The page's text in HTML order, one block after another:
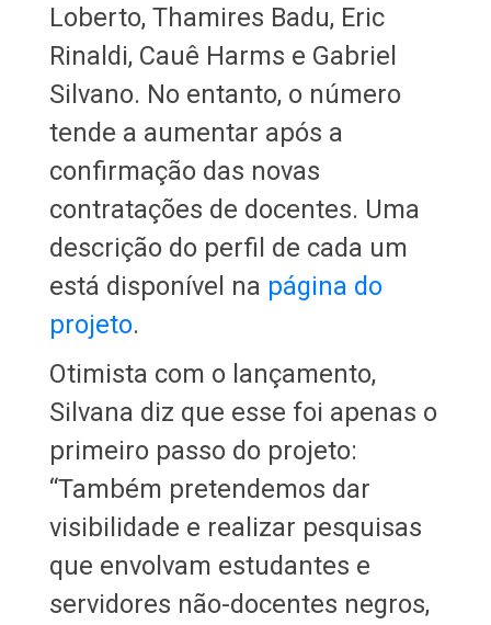
Loberto, Thamires Badu, Eric
Rinaldi, Cauê Harms e Gabriel
Silvano. No entanto, o número
tende a aumentar após a
confirmação das novas
contratações de docentes. Uma
descrição do perfil de cada um
está disponível na página do
projeto.
Otimista com o lançamento,
Silvana diz que esse foi apenas o
primeiro passo do projeto:
“Também pretendemos dar
visibilidade e realizar pesquisas
que envolvam estudantes e
servidores não-docentes negros,